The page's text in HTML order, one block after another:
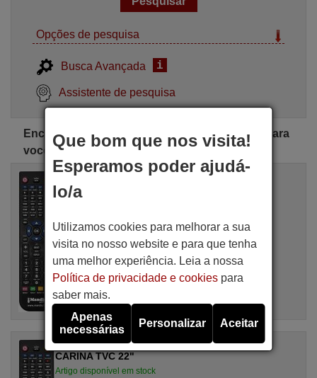
Opções de pesquisa
Busca Avançada i
Assistente de pesquisa
Encontre o controle remoto CARINA perfeito para
você
Comandos à distância equivalente
CARINA TVC 25"
CARINA
Para TVC25POL/INC, TVC 25"
Comandos à distância equivalente
CARINA TVC 22"
Artigo disponível em stock
Que bom que nos visita!
Esperamos poder ajudá-
lo/a
Utilizamos cookies para melhorar a sua
visita no nosso website e para que tenha
uma melhor experiência. Leia a nossa
Política de privacidade e cookiespara
saber mais.
Apenas
necessárias
Personalizar Aceitar